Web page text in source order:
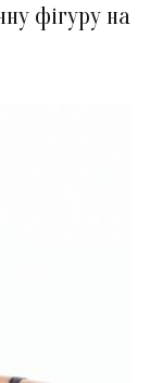
фігуру на